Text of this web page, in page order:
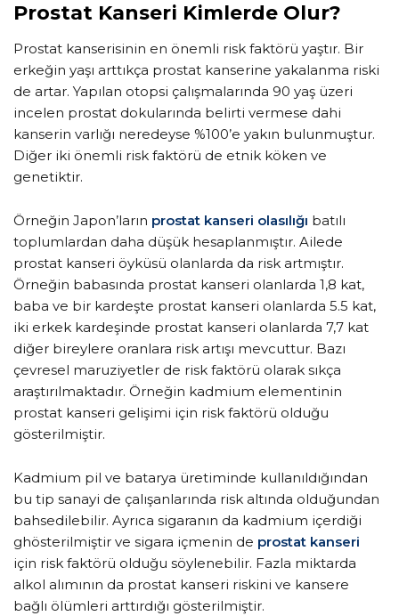
Prostat Kanseri Kimlerde Olur?
Prostat kanserisinin en önemli risk faktörü yaştır. Bir
erkeğin yaşı arttıkça prostat kanserine yakalanma riski
de artar. Yapılan otopsi çalışmalarında 90 yaş üzeri
incelen prostat dokularında belirti vermese dahi
kanserin varlığı neredeyse %100’e yakın bulunmuştur.
Diğer iki önemli risk faktörü de etnik köken ve
genetiktir.
Örneğin Japon’ların prostat kanseri olasılığı batılı
toplumlardan daha düşük hesaplanmıştır. Ailede
prostat kanseri öyküsü olanlarda da risk artmıştır.
Örneğin babasında prostat kanseri olanlarda 1,8 kat,
baba ve bir kardeşte prostat kanseri olanlarda 5.5 kat,
iki erkek kardeşinde prostat kanseri olanlarda 7,7 kat
diğer bireylere oranlara risk artışı mevcuttur. Bazı
çevresel maruziyetler de risk faktörü olarak sıkça
araştırılmaktadır. Örneğin kadmium elementinin
prostat kanseri gelişimi için risk faktörü olduğu
gösterilmiştir.
Kadmium pil ve batarya üretiminde kullanıldığından
bu tip sanayi de çalışanlarında risk altında olduğundan
bahsedilebilir. Ayrıca sigaranın da kadmium içerdiği
ghösterilmiştir ve sigara içmenin de prostat kanseri
için risk faktörü olduğu söylenebilir. Fazla miktarda
alkol alımının da prostat kanseri riskini ve kansere
bağlı ölümleri arttırdığı gösterilmiştir.